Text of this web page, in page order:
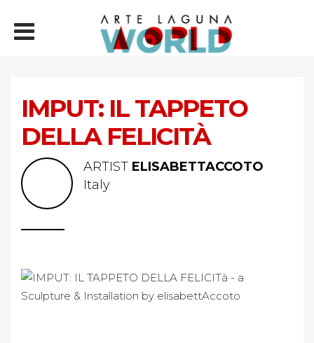
IMPUT: IL TAPPETO
DELLA FELICITÀ
ARTIST ELISABETTACCOTO
Italy